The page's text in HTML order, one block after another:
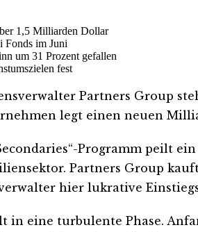
1,5 Milliarden Dollar
Fonds im Juni
um 31 Prozent gefallen
fest
Partners Group
legt einen neuen
Programm peilt
Partners Group
hier lukrative
in eine turbulente Phase.